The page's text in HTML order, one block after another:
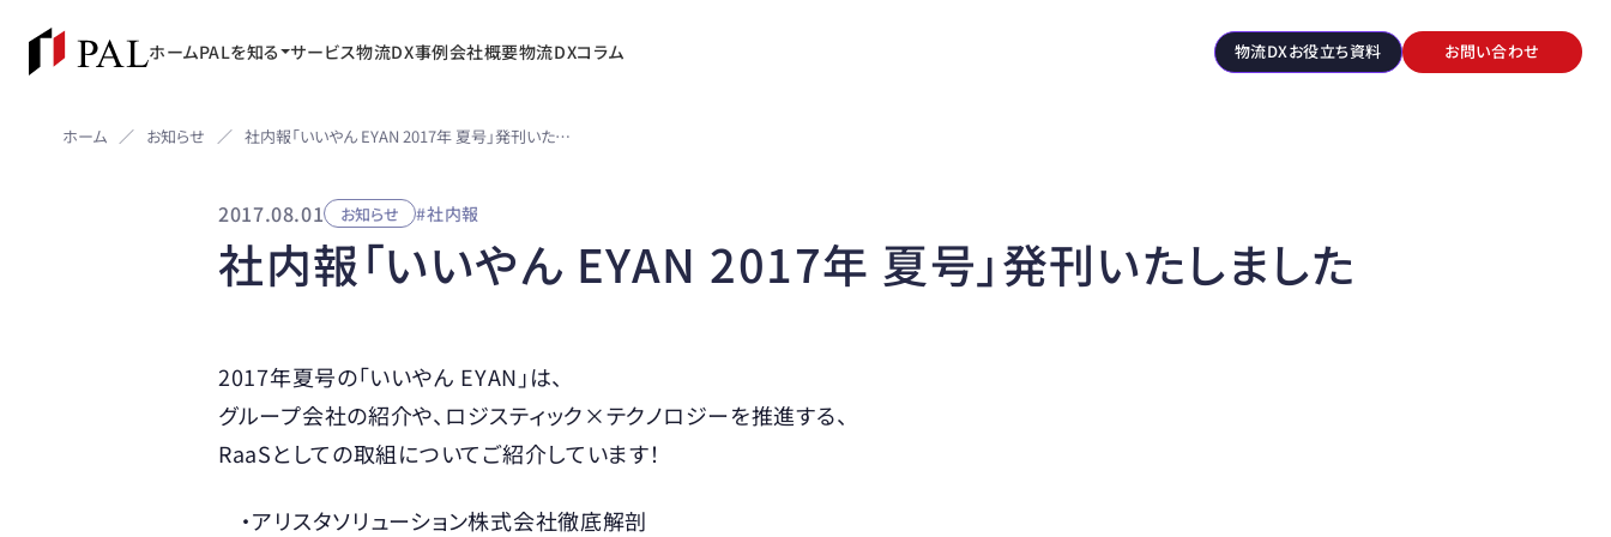
ホームPALを知る サービス物流DX事例会社概要物流DXコラム 物流DXお役立ち資料 お問い合わせ
ホーム ／ お知らせ ／ 社内報「いいやん EYAN 2017年 夏号」発刊いたしました
2017.08.01 お知らせ #社内報
社内報「いいやん EYAN 2017年 夏号」発刊いたしました
2017年夏号の「いいやん EYAN」は、
グループ会社の紹介や、ロジスティック×テクノロジーを推進する、
RaaSとしての取組についてご紹介しています！
・アリスタソリューション株式会社徹底解剖